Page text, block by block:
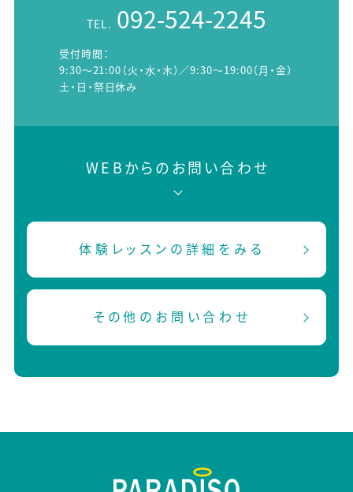
TEL. 092-524-2245
受付時間：
9:30～21:00（火・水・木）／9:30～19:00（月・金）
土・日・祭日休み
WEBからのお問い合わせ
体験レッスンの詳細をみる
その他のお問い合わせ